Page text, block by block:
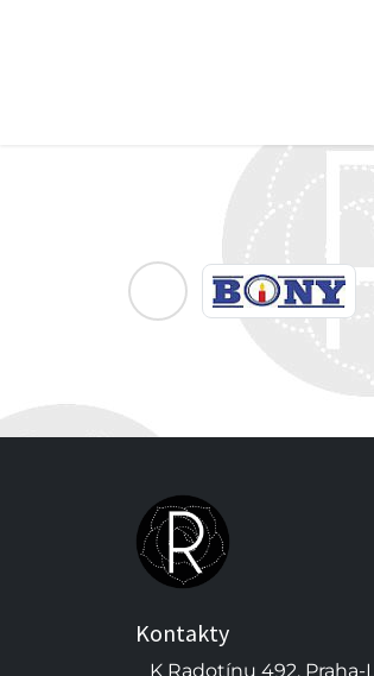
Kontakty
K Radotínu 492, Praha-